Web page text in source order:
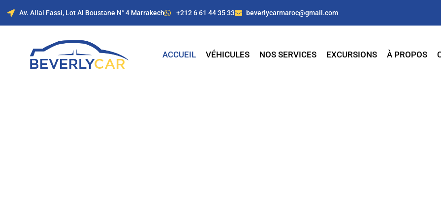
Av. Allal Fassi, Lot Al Boustane N° 4 Marrakech +212 6 61 44 35 33 beverlycarmaroc@gmail.com
ACCUEIL VÉHICULES NOS SERVICES EXCURSIONS À PROPOS